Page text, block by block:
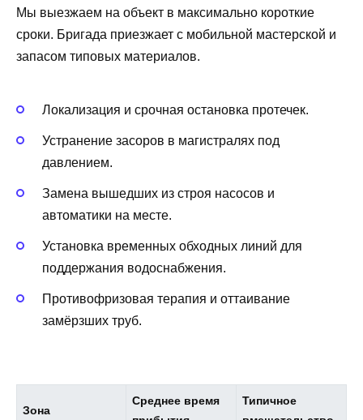
Мы выезжаем на объект в максимально короткие
сроки. Бригада приезжает с мобильной мастерской и
запасом типовых материалов.
Локализация и срочная остановка протечек.
Устранение засоров в магистралях под
давлением.
Замена вышедших из строя насосов и
автоматики на месте.
Установка временных обходных линий для
поддержания водоснабжения.
Противофризовая терапия и оттаивание
замёрзших труб.
Зона
Среднее время
Типичное